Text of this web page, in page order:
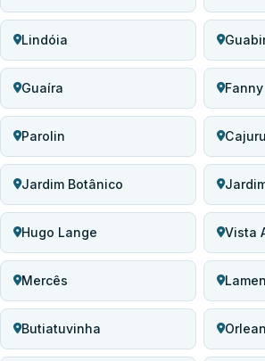
Lindóia
Guaíra Fanny
Parolin Cajuru
Jardim Botânico
Hugo Lange Vista
Mercês
Butiatuvinha